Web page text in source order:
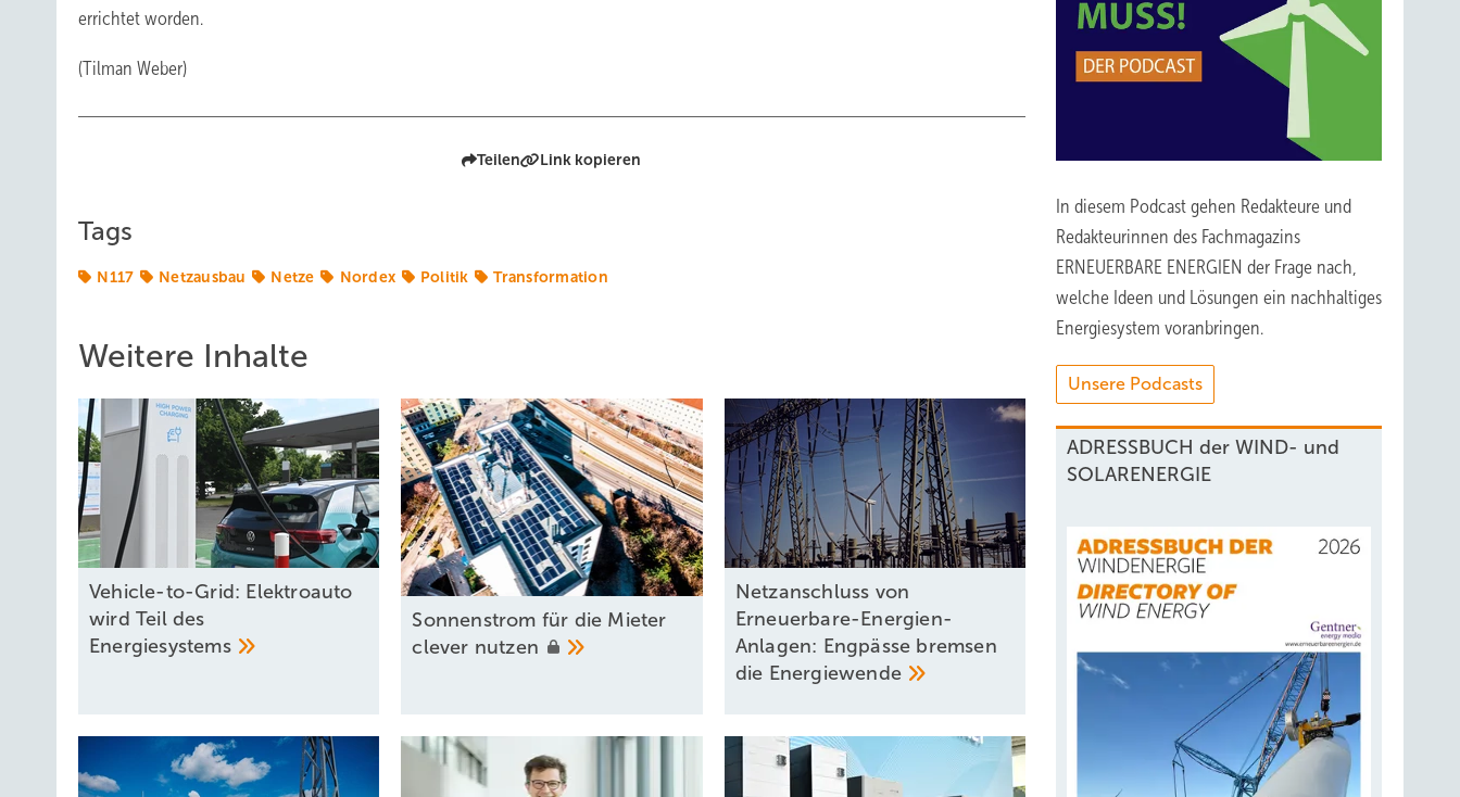
errichtet worden.
(Tilman Weber)
Teilen Link kopieren
Tags
N117 Netzausbau Netze Nordex Politik Transformation
Weitere Inhalte
Vehicle-to-Grid: Elektroauto
wird Teil des
Energiesystems
Sonnenstrom für die Mieter
clever nutzen
Netzanschluss von
Erneuerbare-Energien-
Anlagen: Engpässe bremsen
die Energiewende
In diesem Podcast gehen Redakteure und
Redakteurinnen des Fachmagazins
ERNEUERBARE ENERGIEN der Frage nach,
welche Ideen und Lösungen ein nachhaltiges
Energiesystem voranbringen.
Unsere Podcasts
ADRESSBUCH der WIND- und
SOLARENERGIE